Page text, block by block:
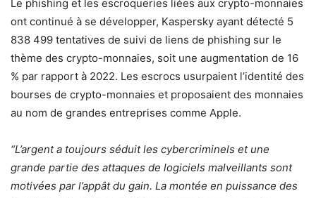
Le phishing et les escroqueries liées aux crypto-monnaies
ont continué à se développer, Kaspersky ayant détecté 5
838 499 tentatives de suivi de liens de phishing sur le
thème des crypto-monnaies, soit une augmentation de 16
% par rapport à 2022. Les escrocs usurpaient l’identité des
bourses de crypto-monnaies et proposaient des monnaies
au nom de grandes entreprises comme Apple.
“L’argent a toujours séduit les cybercriminels et une
grande partie des attaques de logiciels malveillants sont
motivées par l’appât du gain. La montée en puissance des